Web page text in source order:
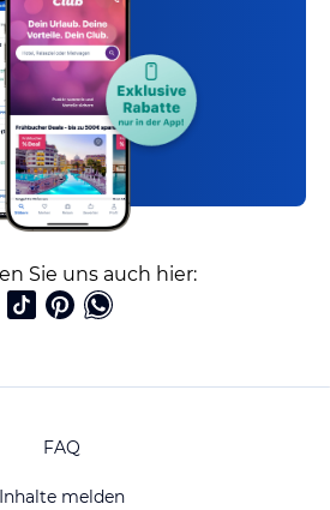
Sie uns auch hier:
FAQ
Inhalte melden